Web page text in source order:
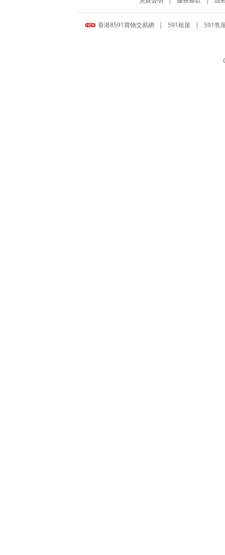
香港8591寶物交易網 | 591租屋 | 591售